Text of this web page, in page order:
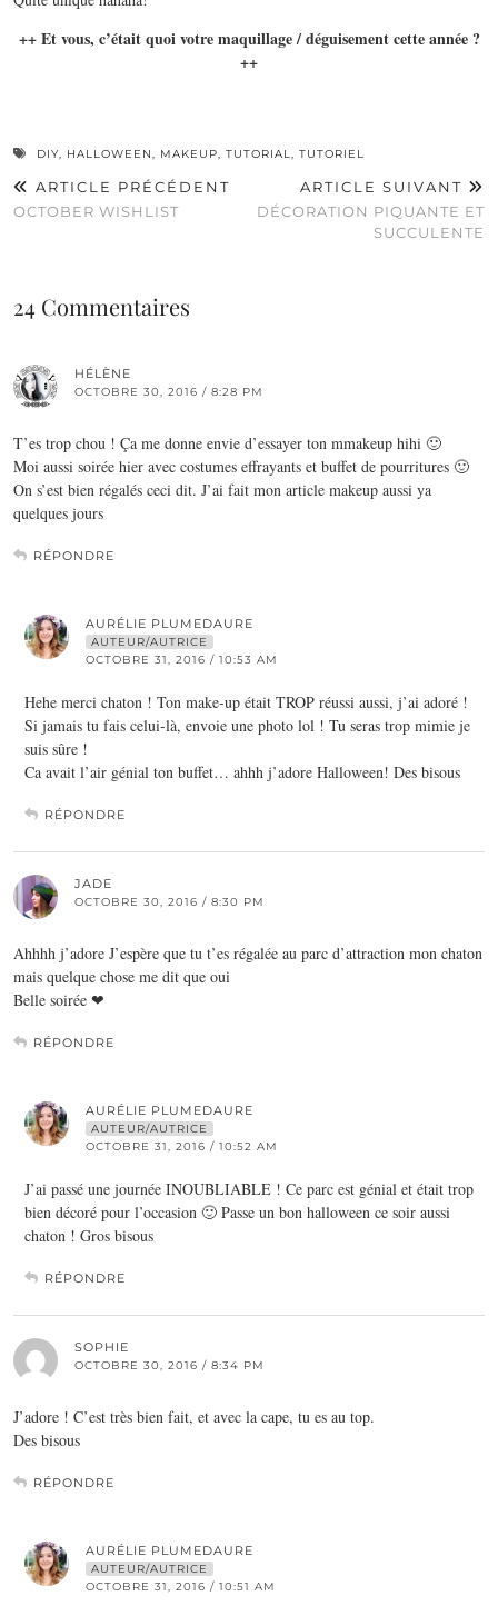
++ Et vous, c’était quoi votre maquillage / déguisement cette année ?
++
DIY, HALLOWEEN, MAKEUP, TUTORIAL, TUTORIEL
ARTICLE PRÉCÉDENT
OCTOBER WISHLIST
ARTICLE SUIVANT
DÉCORATION PIQUANTE ET
SUCCULENTE
24 Commentaires
HÉLÈNE
OCTOBRE 30, 2016 / 8:28 PM
T’es trop chou ! Ça me donne envie d’essayer ton mmakeup hihi 🙂
Moi aussi soirée hier avec costumes effrayants et buffet de pourritures 🙂
On s’est bien régalés ceci dit. J’ai fait mon article makeup aussi ya
quelques jours
RÉPONDRE
AURÉLIE PLUMEDAURE
AUTEUR/AUTRICE
OCTOBRE 31, 2016 / 10:53 AM
Hehe merci chaton ! Ton make-up était TROP réussi aussi, j’ai adoré !
Si jamais tu fais celui-là, envoie une photo lol ! Tu seras trop mimie je
suis sûre !
Ca avait l’air génial ton buffet… ahhh j’adore Halloween! Des bisous
RÉPONDRE
JADE
OCTOBRE 30, 2016 / 8:30 PM
Ahhhh j’adore J’espère que tu t’es régalée au parc d’attraction mon chaton
mais quelque chose me dit que oui
Belle soirée ❤
RÉPONDRE
AURÉLIE PLUMEDAURE
AUTEUR/AUTRICE
OCTOBRE 31, 2016 / 10:52 AM
J’ai passé une journée INOUBLIABLE ! Ce parc est génial et était trop
bien décoré pour l’occasion 🙂 Passe un bon halloween ce soir aussi
chaton ! Gros bisous
RÉPONDRE
SOPHIE
OCTOBRE 30, 2016 / 8:34 PM
J’adore ! C’est très bien fait, et avec la cape, tu es au top.
Des bisous
RÉPONDRE
AURÉLIE PLUMEDAURE
AUTEUR/AUTRICE
OCTOBRE 31, 2016 / 10:51 AM